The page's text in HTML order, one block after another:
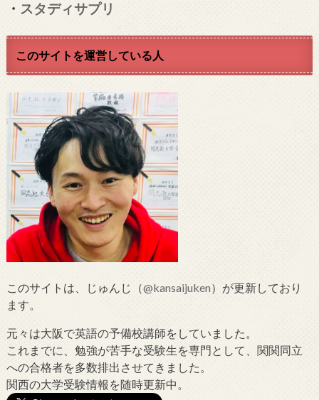
・ スタディサプリ
このサイトを運営している人
このサイトは、じゅんじ（@kansaijuken）が更新しており
ます。
元々は大阪で英語の予備校講師をしていました。
これまでに、勉強が苦手な受験生を専門として、関関同立
への合格者を多数排出させてきました。
関西の大学受験情報を随時更新中。